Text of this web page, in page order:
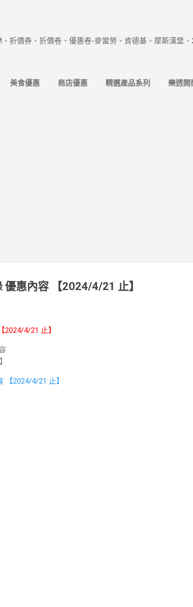
折價券、折價卷、優惠卷-麥當勞、肯德基、摩斯漢堡
美食優惠 商店優惠 精選產品系列 樂透開
惠內容 【2024/4/21 止】
【2024/4/21 止】